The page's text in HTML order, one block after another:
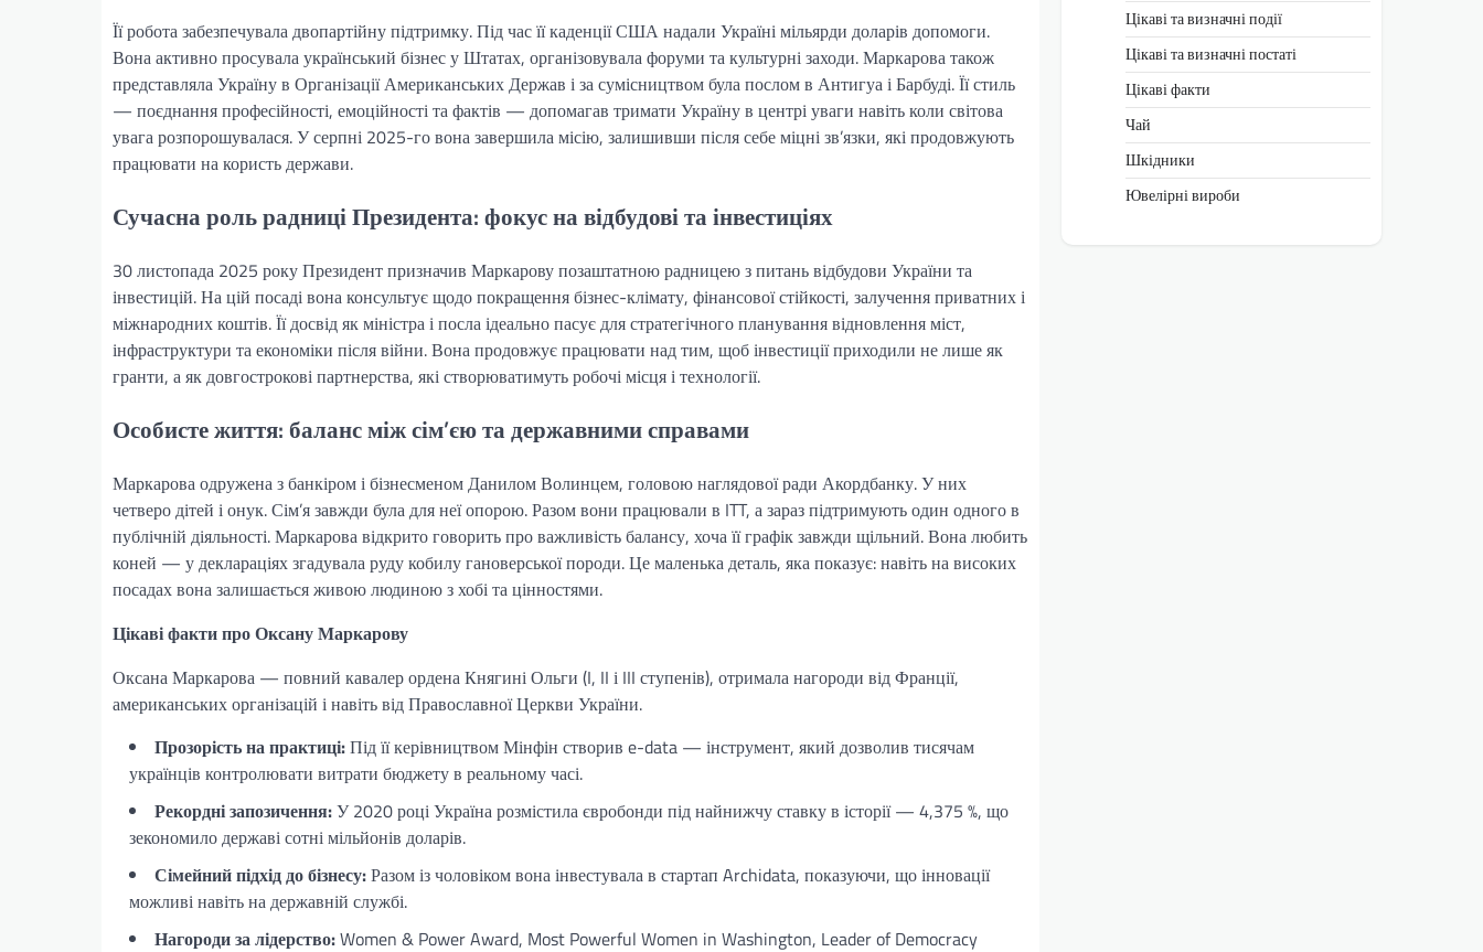
Її робота забезпечувала двопартійну підтримку. Під час її каденції США надали Україні мільярди доларів допомоги.
Вона активно просувала український бізнес у Штатах, організовувала форуми та культурні заходи. Маркарова також
представляла Україну в Організації Американських Держав і за сумісництвом була послом в Антигуа і Барбуді. Її стиль
— поєднання професійності, емоційності та фактів — допомагав тримати Україну в центрі уваги навіть коли світова
увага розпорошувалася. У серпні 2025-го вона завершила місію, залишивши після себе міцні зв’язки, які продовжують
працювати на користь держави.
Сучасна роль радниці Президента: фокус на відбудові та інвестиціях
30 листопада 2025 року Президент призначив Маркарову позаштатною радницею з питань відбудови України та
інвестицій. На цій посаді вона консультує щодо покращення бізнес-клімату, фінансової стійкості, залучення приватних і
міжнародних коштів. Її досвід як міністра і посла ідеально пасує для стратегічного планування відновлення міст,
інфраструктури та економіки після війни. Вона продовжує працювати над тим, щоб інвестиції приходили не лише як
гранти, а як довгострокові партнерства, які створюватимуть робочі місця і технології.
Особисте життя: баланс між сім’єю та державними справами
Маркарова одружена з банкіром і бізнесменом Данилом Волинцем, головою наглядової ради Акордбанку. У них
четверо дітей і онук. Сім’я завжди була для неї опорою. Разом вони працювали в ITT, а зараз підтримують один одного в
публічній діяльності. Маркарова відкрито говорить про важливість балансу, хоча її графік завжди щільний. Вона любить
коней — у деклараціях згадувала руду кобилу гановерської породи. Це маленька деталь, яка показує: навіть на високих
посадах вона залишається живою людиною з хобі та цінностями.
Цікаві факти про Оксану Маркарову
Оксана Маркарова — повний кавалер ордена Княгині Ольги (I, II і III ступенів), отримала нагороди від Франції,
американських організацій і навіть від Православної Церкви України.
Прозорість на практиці:Під її керівництвом Мінфін створив e-data — інструмент, який дозволив тисячам
українців контролювати витрати бюджету в реальному часі.
Рекордні запозичення:У 2020 році Україна розмістила євробонди під найнижчу ставку в історії — 4,375 %, що
зекономило державі сотні мільйонів доларів.
Сімейний підхід до бізнесу:Разом із чоловіком вона інвестувала в стартап Archidata, показуючи, що інновації
можливі навіть на державній службі.
Нагороди за лідерство:Women & Power Award, Most Powerful Women in Washington, Leader of Democracy
Цікаві та визначні події
Цікаві та визначні постаті
Цікаві факти
Чай
Шкідники
Ювелірні вироби